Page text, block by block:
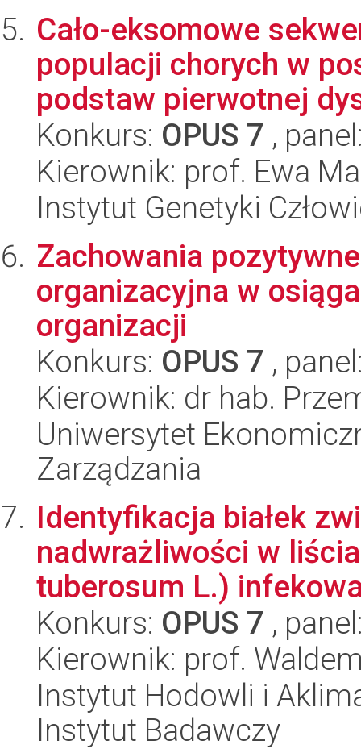
Cało-eksomowe
populacji chorych w
podstaw pierwotnej
Konkurs: OPUS 7 ,
Kierownik: prof. Ewa
Instytut Genetyki
Zachowania
organizacyjna w
organizacji
Konkurs: OPUS 7 ,
Kierownik: dr hab.
Uniwersytet
Zarządzania
Identyfikacja białek
nadwrażliwości w
tuberosum L.)
Konkurs: OPUS 7 ,
Kierownik: prof.
Instytut Hodowli i
Instytut Badawczy